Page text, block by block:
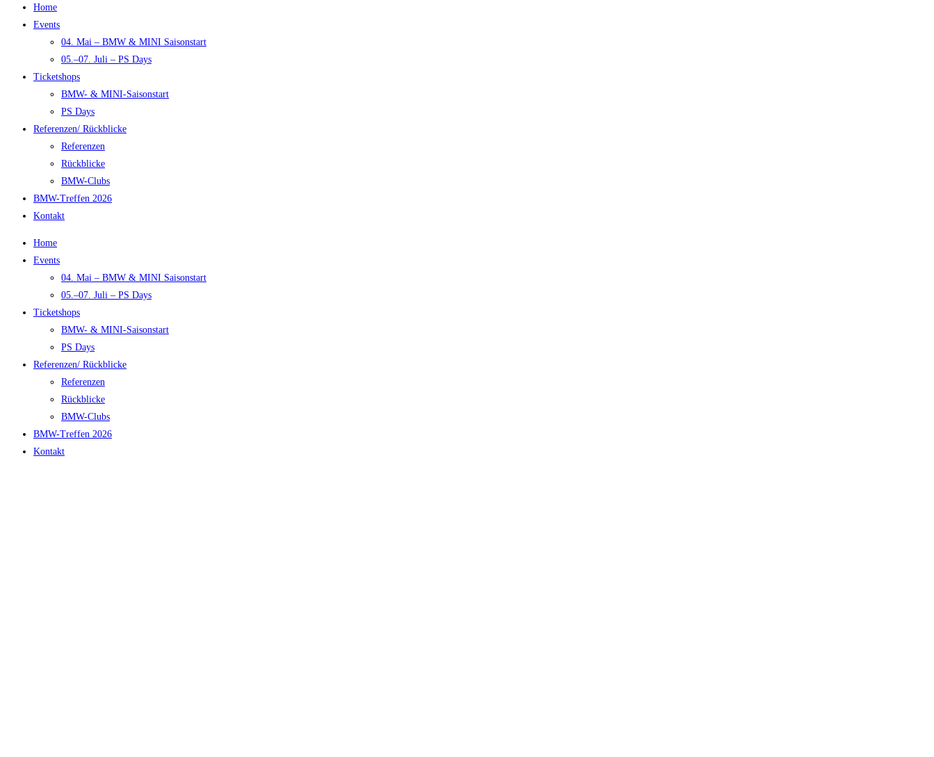
Home
Events
04. Mai – BMW & MINI Saisonstart
05.–07. Juli – PS Days
Ticketshops
BMW- & MINI-Saisonstart
PS Days
Referenzen/ Rückblicke
Referenzen
Rückblicke
BMW-Clubs
BMW-Treffen 2026
Kontakt
Home
Events
04. Mai – BMW & MINI Saisonstart
05.–07. Juli – PS Days
Ticketshops
BMW- & MINI-Saisonstart
PS Days
Referenzen/ Rückblicke
Referenzen
Rückblicke
BMW-Clubs
BMW-Treffen 2026
Kontakt